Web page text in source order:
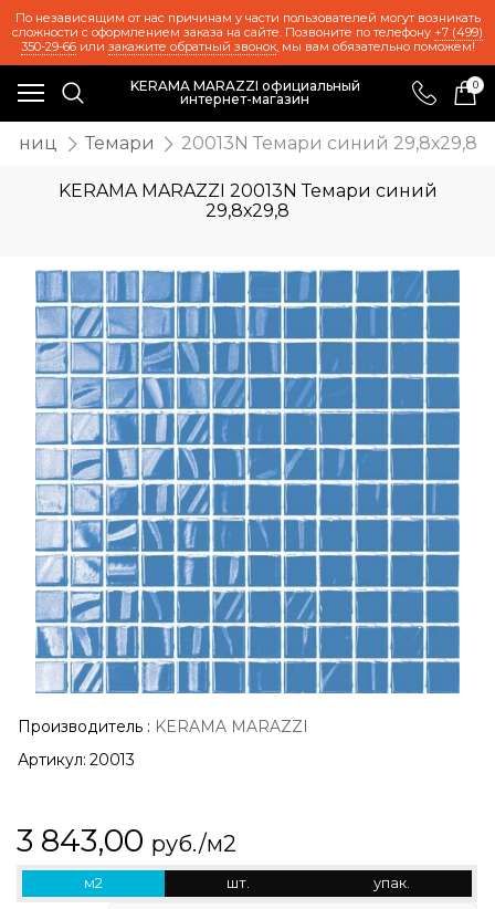
По независящим от нас причинам у части пользователей могут возникать
сложности с оформлением заказа на сайте. Позвоните по телефону +7 (499)
350-29-66или закажите обратный звонок, мы вам обязательно поможем!
KERAMA MARAZZI официальный
интернет-магазин
0
Темари 20013N Темари синий 29,8х29,8
KERAMA MARAZZI 20013N Темари синий
29,8х29,8
Производитель : KERAMA MARAZZI
Артикул: 20013
3 843,00 руб./м2
м2 шт. упак.